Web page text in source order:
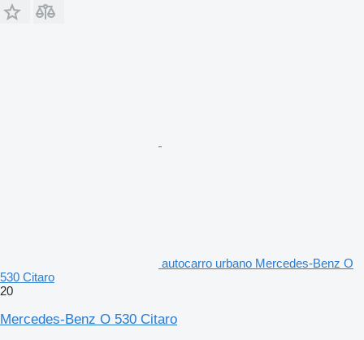
autocarro urbano Mercedes-Benz O
530 Citaro
20
Mercedes-Benz O 530 Citaro